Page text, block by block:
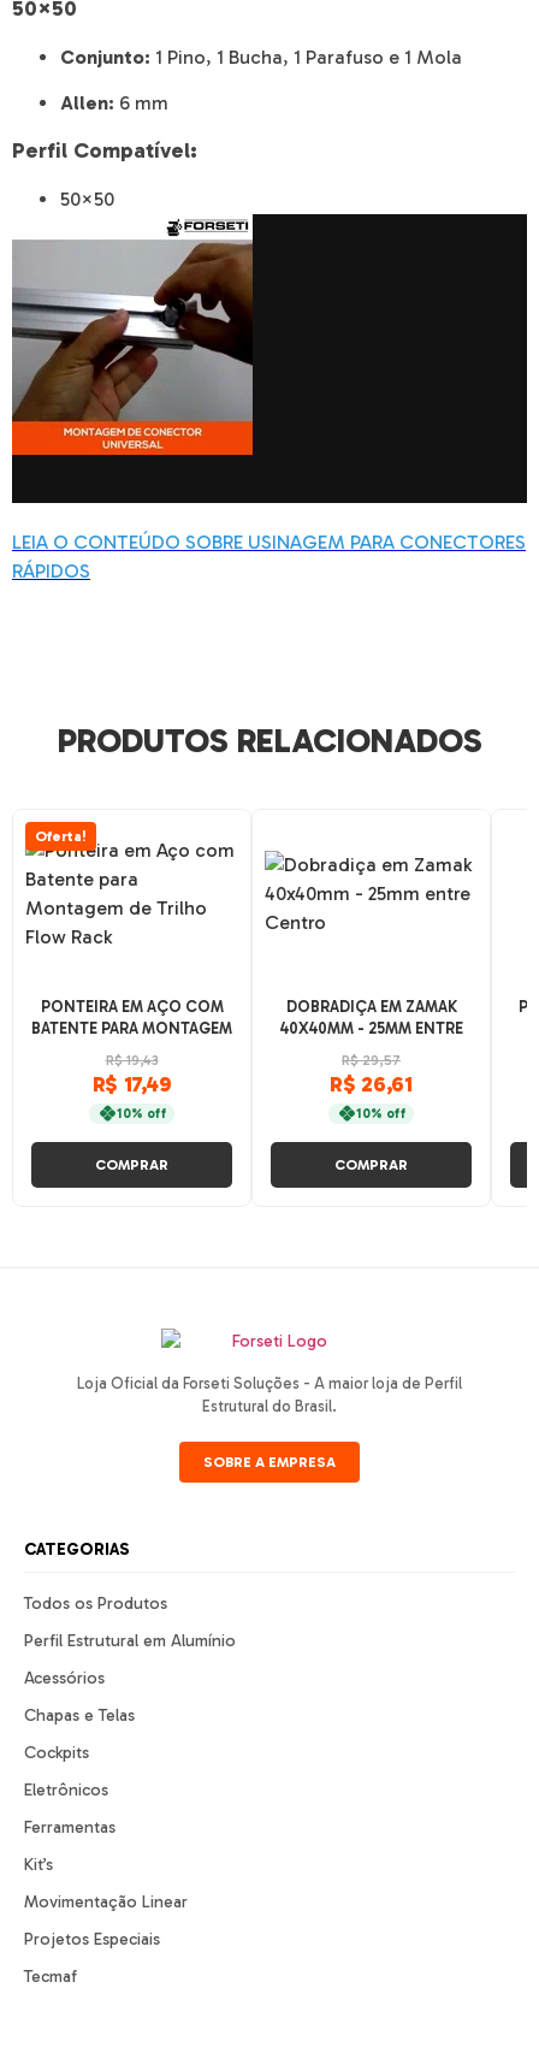
50×50
Conjunto: 1 Pino, 1 Bucha, 1 Parafuso e 1 Mola
Allen: 6 mm
Perfil Compatível:
50×50
LEIA O CONTEÚDO SOBRE USINAGEM PARA CONECTORES
RÁPIDOS
PRODUTOS RELACIONADOS
Oferta!
PONTEIRA EM AÇO COM
BATENTE PARA MONTAGEM
DE TRILHO FLOW RACK
R$ 19,43
R$ 17,49
10% off
COMPRAR
DOBRADIÇA EM ZAMAK
40X40MM - 25MM ENTRE
CENTRO
R$ 29,57
R$ 26,61
10% off
COMPRAR
Loja Oficial da Forseti Soluções - A maior loja de Perfil
Estrutural do Brasil.
SOBRE A EMPRESA
CATEGORIAS
Todos os Produtos
Perfil Estrutural em Alumínio
Acessórios
Chapas e Telas
Cockpits
Eletrônicos
Ferramentas
Kit’s
Movimentação Linear
Projetos Especiais
Tecmaf